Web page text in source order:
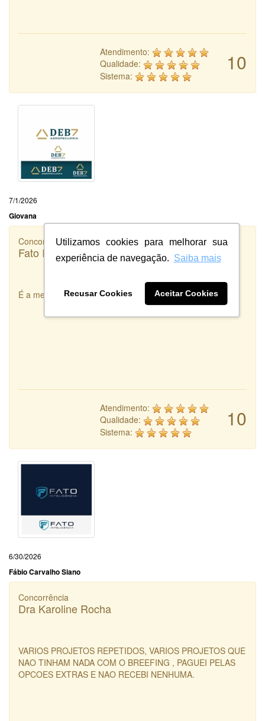
Utilizamos cookies para melhorar sua
experiência de navegação. Saiba mais
Recusar Cookies Aceitar Cookies
10
Atendimento:
Qualidade:
Sistema:
7/1/2026
Giovana
Concorrência
Fato Inteligência
É a melhor integradora de Designers que existe!
10
Atendimento:
Qualidade:
Sistema:
6/30/2026
Fábio Carvalho Siano
Concorrência
Dra Karoline Rocha
VARIOS PROJETOS REPETIDOS, VARIOS PROJETOS QUE
NAO TINHAM NADA COM O BREEFING , PAGUEI PELAS
OPCOES EXTRAS E NAO RECEBI NENHUMA.